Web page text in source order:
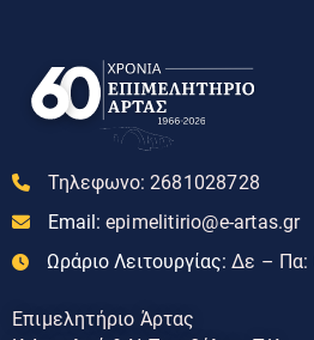
Τηλεφωνο: 2681028728
Email: epimelitirio@e-artas.gr
Ωράριο Λειτουργίας: Δε – Πα:
Επιμελητήριο Άρτας